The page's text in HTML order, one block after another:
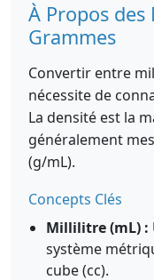
À Propos
Grammes
Convertir entre
nécessite de
La densité est la
généralement
(g/mL).
Concepts Clés
Millilitre (mL) :
système
cube (cc).